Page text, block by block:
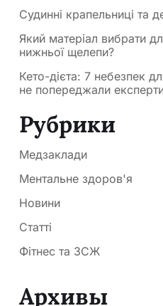
Судинні крапельниці та
Який матеріал вибрати
нижньої щелепи?
Кето-дієта: 7 небезпек
не попереджали
Рубрики
Медзаклади
Ментальне здоров'я
Новини
Статті
Фітнес та ЗСЖ
Архивы